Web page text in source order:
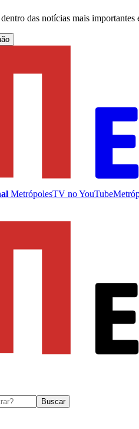
das notícias mais importantes
MetrópolesTV noYouTube
Buscar